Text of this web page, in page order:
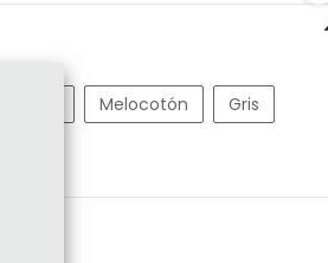
Melocotón
Gris